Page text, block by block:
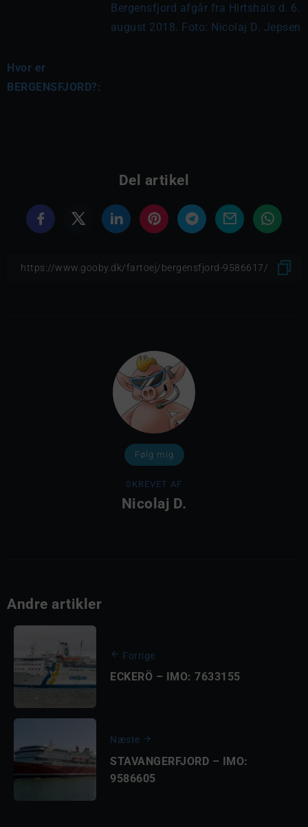
Bergensfjord afgår fra Hirtshals d. 6.
august 2018. Foto: Nicolaj D. Jepsen
Hvor er
BERGENSFJORD?:
Del artikel
Følg mig
SKREVET AF
Nicolaj D.
Andre artikler
Forrige
ECKERÖ – IMO: 7633155
Næste
STAVANGERFJORD – IMO:
9586605